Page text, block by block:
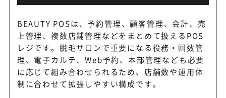
BEAUTY POSは、予約管理、顧客管理、会計、売
上管理、複数店舗管理などをまとめて扱えるPOS
レジです。脱毛サロンで重要になる役務・回数管
理、電子カルテ、Web予約、本部管理なども必要
に応じて組み合わせられるため、店舗数や運用体
制に合わせて拡張しやすい構成です。